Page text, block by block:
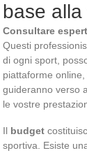
base
Consultare
Questi
di ogni sport,
piattaforme
guideranno verso
le vostre
Il budget
sportiva. Esiste